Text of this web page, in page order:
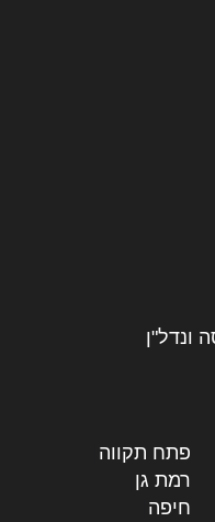
ונדל"ן
פתח תקווה
רמת גן
חיפה